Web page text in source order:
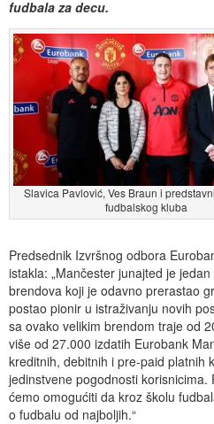
fudbala za decu.
Slavica Pavlović, Ves Braun i
fudbalskog kluba
Predsednik Izvršnog odbora
istakla: „Mančester junajted je
brendova koji je odavno prerastao
postao pionir u istraživanju novih
sa ovako velikim brendom traje od
više od 27.000 izdatih Eurobank
kreditnih, debitnih i pre-paid platnih
jedinstvene pogodnosti korisnicima.
ćemo omogućiti da kroz školu
o fudbalu od najboljih.“